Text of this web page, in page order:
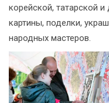
корейской, татарской и
картины, поделки,
народных мастеров.